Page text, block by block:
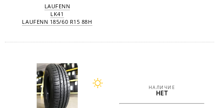
LAUFENN
LK41
LAUFENN 185/60 R15 88H
НАЛИЧИЕ
НЕТ